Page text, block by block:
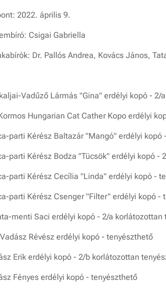
2022. április 9.
Csigai Gabriella
Dr. Pallós Andrea, Kovács János,
Vadűző Lármás "Gina" erdélyi kopó -
Hungarian Cat Cather Kopo erdélyi
parti Kérész Baltazár "Mangó" erdélyi kopó
parti Kérész Bodza "Tücsök" erdélyi kopó -
parti Kérész Cecília "Linda" erdélyi kopó -
parti Kérész Csenger "Filter" erdélyi kopó
menti Saci erdélyi kopó - 2/a korlátozottan
Révész erdélyi kopó - tenyészthető
Erik erdélyi kopó - 2/b korlátozottan
Fényes erdélyi kopó - tenyészthető